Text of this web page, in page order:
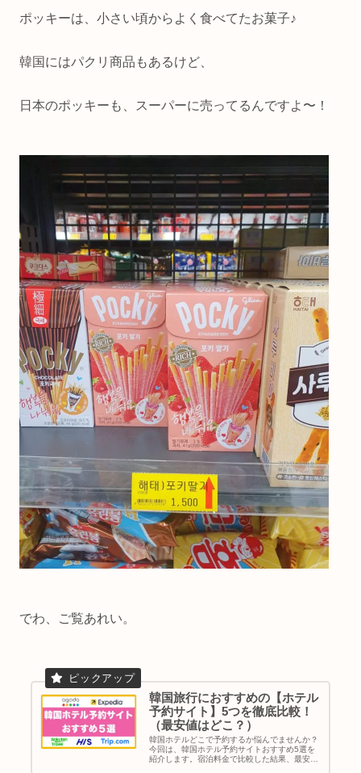
ポッキーは、小さい頃からよく食べてたお菓子♪
韓国にはパクリ商品もあるけど、
日本のポッキーも、スーパーに売ってるんですよ〜！
でわ、ご覧あれい。
韓国旅行におすすめの【ホテル
予約サイト】5つを徹底比較！
（最安値はどこ？）
韓国ホテルどこで予約するか悩んでませんか？
今回は、韓国ホテル予約サイトおすすめ5選を
紹介します。宿泊料金で比較した結果、最安値